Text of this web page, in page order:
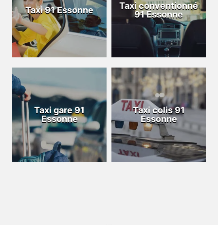
Taxi 91 Essonne
Taxi conventionné
91 Essonne
Taxi gare 91
Essonne
Taxi colis 91
Essonne